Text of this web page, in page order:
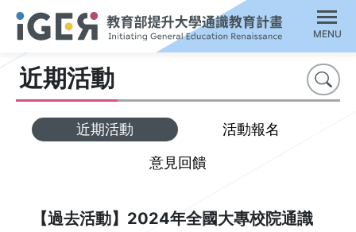
MENU
近期活動 搜尋
近期活動
活動報名
意見回饋
【過去活動】2024年全國大專校院通識